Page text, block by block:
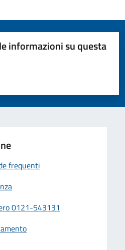
informazioni su questa
su 5
su 5
frequenti
0121-543131